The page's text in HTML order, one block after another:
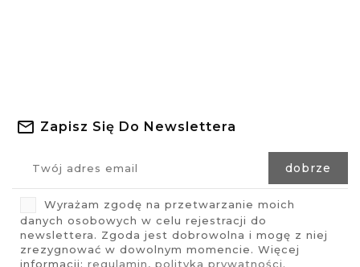
Zapisz Się Do Newslettera
Wyrażam zgodę na przetwarzanie moich
danych osobowych w celu rejestracji do
newslettera. Zgoda jest dobrowolna i mogę z niej
zrezygnować w dowolnym momencie. Więcej
informacji: regulamin, polityka prywatności.